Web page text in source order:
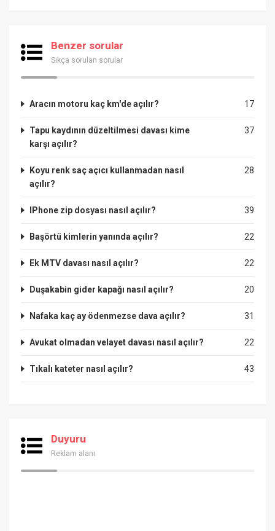
Benzer sorular
Sıkça sorulan sorular
17
Aracın motoru kaç km'de açılır?
37
Tapu kaydının düzeltilmesi davası kime
karşı açılır?
28
Koyu renk saç açıcı kullanmadan nasıl
açılır?
39
IPhone zip dosyası nasıl açılır?
22
Başörtü kimlerin yanında açılır?
22
Ek MTV davası nasıl açılır?
20
Duşakabin gider kapağı nasıl açılır?
31
Nafaka kaç ay ödenmezse dava açılır?
22
Avukat olmadan velayet davası nasıl açılır?
43
Tıkalı kateter nasıl açılır?
Duyuru
Reklam alanı